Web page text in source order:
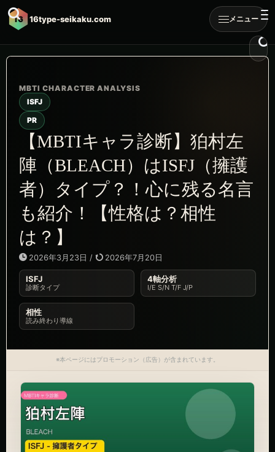
16 16type-seikaku.com メニュー
ISFJ
PR
【MBTIキャラ診断】狛村左
陣（BLEACH）はISFJ（擁護
者）タイプ？！心に残る名言
も紹介！【性格は？相性
は？】
2026年3月23日 / 2026年7月20日
ISFJ
診断タイプ
4軸分析
I/E S/N T/F J/P
相性
読み終わり導線
※本ページにはプロモーション（広告）が含まれています。